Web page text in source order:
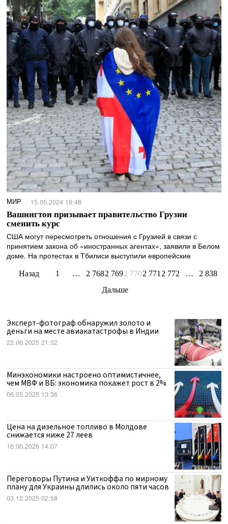
МИР 15.05.2024 18:48
Вашингтон призывает правительство Грузии
сменить курс
США могут пересмотреть отношения с Грузией в связи с
принятием закона об «иностранных агентах», заявили в Белом
доме. На протестах в Тбилиси выступили европейские
Назад 1 … 2 7682 7692 7702 771 2 772 …
2 838
Дальше
Эксперт-фотограф обнаружил золото и
деньги на месте авиакатастрофы в Индии
22.06.2025 21:32
Минэкономики настроено оптимистичнее,
чем МВФ и ВБ: экономика покажет рост в 2%
06.05.2025 13:36
Цена на дизельное топливо в Молдове
снижается ниже 27 леев
16.06.2026 14:07
Переговоры Путина и Уиткоффа по мирному
плану для Украины длились около пяти часов
03.12.2025 02:58